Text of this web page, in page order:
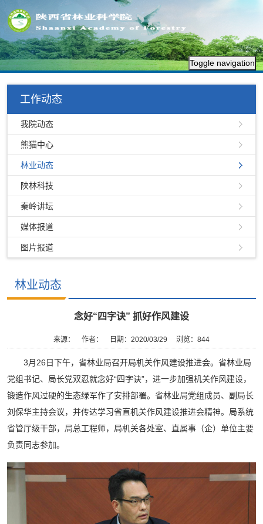
Toggle navigation
工作动态
我院动态
熊猫中心
林业动态
陕林科技
秦岭讲坛
媒体报道
图片报道
林业动态
念好“四字诀” 抓好作风建设
来源： 作者： 日期：2020/03/29 浏览： 844
​3月26日下午，省林业局召开局机关作风建设推进会。省林业局
党组书记、局长党双忍就念好“四字诀”，进一步加强机关作风建设，
锻造作风过硬的生态绿军作了安排部署。省林业局党组成员、副局长
刘保华主持会议，并传达学习省直机关作风建设推进会精神。局系统
省管厅级干部，局总工程师，局机关各处室、直属事（企）单位主要
负责同志参加。